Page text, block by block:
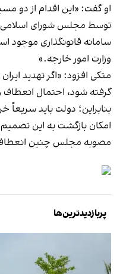
او گفت: «این اقدام از دو
توسط مجلس شورای اسلامی
سامانه قانونگذاری موجود
وزارت امور خارجه.»
متکی افزود: «اگر تهدید
گرفته شود، احتمال
بنابراین؛ دولت باید سریعاً
مصوبه مجلس چنین
پربازدیدترین‌ها